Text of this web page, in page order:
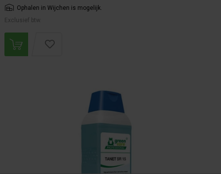
Ophalen in Wijchen is mogelijk.
Exclusief btw.